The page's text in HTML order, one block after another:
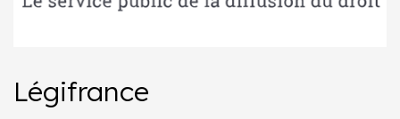
Légifrance